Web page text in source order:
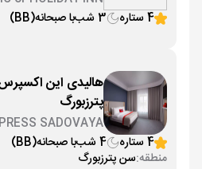
SOKOLNIKI
4 ستاره 3 شب با صبحانه(BB)
هالیدی این
پترزبورگ
SADOVAYA
4 ستاره
4 شب با صبحانه(BB)
منطقه:سن پترزبورگ